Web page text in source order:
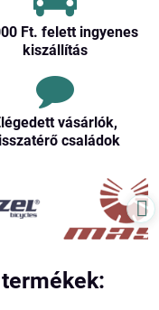
Ft​. felett ingyenes
kiszállítás
vásárlók,
családok